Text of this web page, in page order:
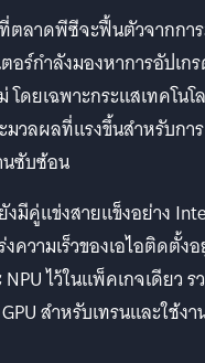
ตลาดพีซีจะฟื้นตัวจากกา
อร์กำลังมองหาการอัปเก
ดยเฉพาะกระแสเทคโนโ
มวลผลที่แรงขึ้นสำหรับการ
นซับซ้อน
มีคู่แข่งสายแข็งอย่าง
ความเร็วของเอไอติดตั้ง
ไว้ในแพ็คเกจเดียว ร
สำหรับเทรนและใช้งา